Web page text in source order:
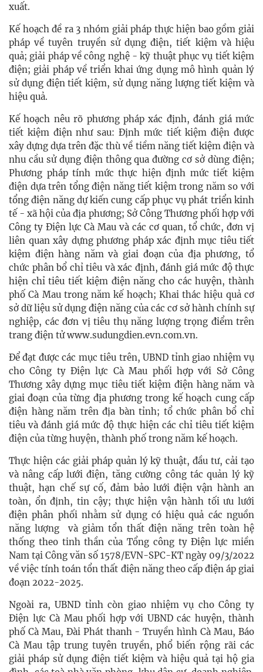
xuất.
Kế hoạch đề ra 3 nhóm giải pháp thực hiện bao gồm giải
pháp về tuyên truyền sử dụng điện, tiết kiệm và hiệu
quả; giải pháp về công nghệ - kỹ thuật phục vụ tiết kiệm
điện; giải pháp về triển khai ứng dụng mô hình quản lý
sử dụng điện tiết kiệm, sử dụng năng lượng tiết kiệm và
hiệu quả.
Kế hoạch nêu rõ phương pháp xác định, đánh giá mức
tiết kiệm điện như sau: Định mức tiết kiệm điện được
xây dựng dựa trên đặc thù về tiềm năng tiết kiệm điện và
nhu cầu sử dụng điện thông qua đường cơ sở dùng điện;
Phương pháp tính mức thực hiện định mức tiết kiệm
điện dựa trên tổng điện năng tiết kiệm trong năm so với
tổng điện năng dự kiến cung cấp phục vụ phát triển kinh
tế - xã hội của địa phương; Sở Công Thương phối hợp với
Công ty Điện lực Cà Mau và các cơ quan, tổ chức, đơn vị
liên quan xây dựng phương pháp xác định mục tiêu tiết
kiệm điện hàng năm và giai đoạn của địa phương, tổ
chức phân bổ chỉ tiêu và xác định, đánh giá mức độ thực
hiện chỉ tiêu tiết kiệm điện năng cho các huyện, thành
phố Cà Mau trong năm kế hoạch; Khai thác hiệu quả cơ
sở dữ liệu sử dụng điện năng của các cơ sở hành chính sự
nghiệp, các đơn vị tiêu thụ năng lượng trọng điểm trên
trang điện tử www.sudungdien.evn.com.vn.
Để đạt được các mục tiêu trên, UBND tỉnh giao nhiệm vụ
cho Công ty Điện lực Cà Mau phối hợp với Sở Công
Thương xây dựng mục tiêu tiết kiệm điện hàng năm và
giai đoạn của từng địa phương trong kế hoạch cung cấp
điện hàng năm trên địa bàn tỉnh; tổ chức phân bổ chỉ
tiêu và đánh giá mức độ thực hiện các chỉ tiêu tiết kiệm
điện của từng huyện, thành phố trong năm kế hoạch.
Thực hiện các giải pháp quản lý kỹ thuật, đầu tư, cải tạo
và nâng cấp lưới điện, tăng cường công tác quản lý kỹ
thuật, hạn chế sự cố, đảm bảo lưới điện vận hành an
toàn, ổn định, tin cậy; thực hiện vận hành tối ưu lưới
điện phân phối nhằm sử dụng có hiệu quả các nguồn
năng lượng và giảm tổn thất điện năng trên toàn hệ
thống theo tinh thần của Tổng công ty Điện lực miền
Nam tại Công văn số 1578/EVN-SPC-KT ngày 09/3/2022
về việc tính toán tổn thất điện năng theo cấp điện áp giai
đoạn 2022-2025.
Ngoài ra, UBND tỉnh còn giao nhiệm vụ cho Công ty
Điện lực Cà Mau phối hợp với UBND các huyện, thành
phố Cà Mau, Đài Phát thanh - Truyền hình Cà Mau, Báo
Cà Mau tập trung tuyên truyền, phổ biến rộng rãi các
giải pháp sử dụng điện tiết kiệm và hiệu quả tại hộ gia